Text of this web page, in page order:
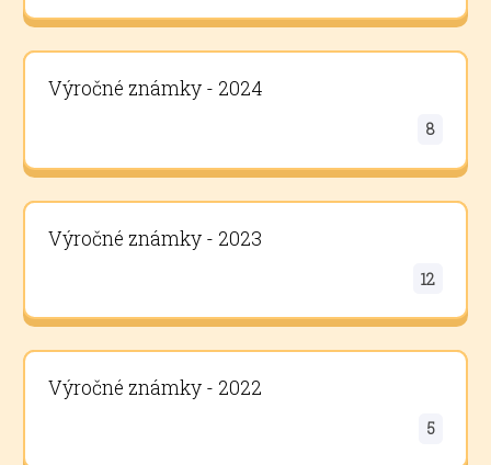
Výročné známky - 2024
8
Výročné známky - 2023
12
Výročné známky - 2022
5